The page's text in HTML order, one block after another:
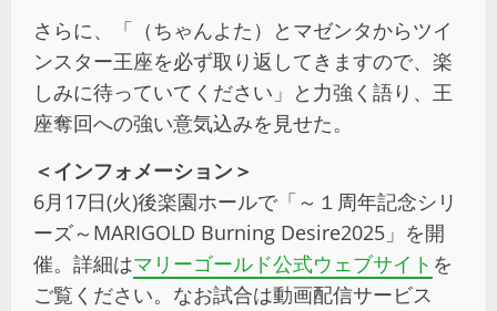
さらに、「（ちゃんよた）とマゼンタからツイ
ンスター王座を必ず取り返してきますので、楽
しみに待っていてください」と力強く語り、王
座奪回への強い意気込みを見せた。
＜インフォメーション＞
6月17日(火)後楽園ホールで「～１周年記念シリ
ーズ～MARIGOLD Burning Desire2025」を開
催。詳細はマリーゴールド公式ウェブサイト を
ご覧ください。なお試合は動画配信サービス